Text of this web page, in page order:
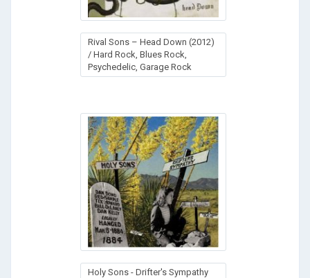
Rival Sons – Head Down (2012)
/ Hard Rock, Blues Rock,
Psychedelic, Garage Rock
Holy Sons - Drifter's Sympathy